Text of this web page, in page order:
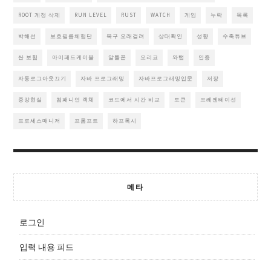
ROOT 계정 삭제 RUN LEVEL RUST WATCH 게임 누락 목록
박해선 보호필름체험단 복구 오래걸려 상태확인 성향 수축튜브
싼 보험 아이패드케이블 알뜰폰 오리코 와탭 인증
자동로그아웃끄기 자바 프로그래밍 자바프로그래밍입문 저장
증강현실 컴패니언 객체 코드에서 시간 비교 토큰 프레젠테이션
프로세스매니저 프롬프트 하프록시
메타
로그인
입력 내용 피드